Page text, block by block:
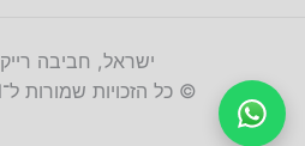
ישראל, חביבה רייק 72, חיפה
© כל הזכויות שמורות ל־lashstore.co.il